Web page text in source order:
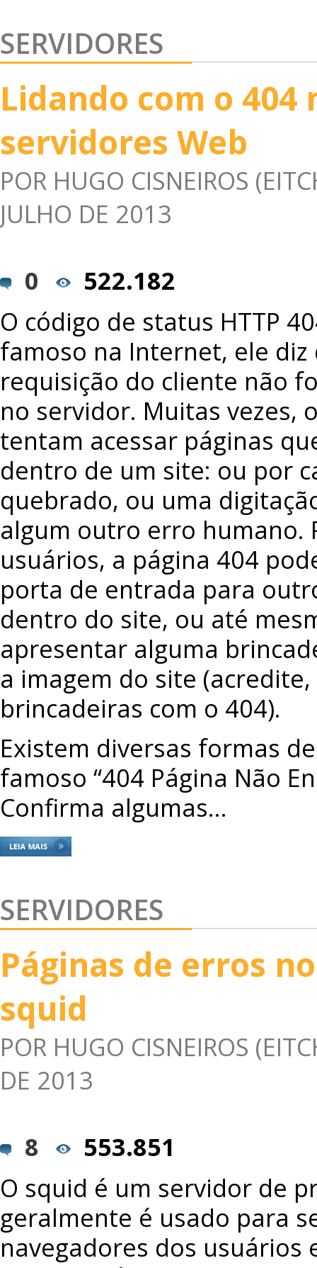
SERVIDORES
Lidando com o 404
servidores Web
POR HUGO CISNEIROS
JULHO DE 2013
0
522.182
O código de status HTTP
famoso na Internet, ele diz
requisição do cliente não
no servidor. Muitas vezes,
tentam acessar páginas
dentro de um site: ou por
quebrado, ou uma
algum outro erro humano.
usuários, a página 404
porta de entrada para
dentro do site, ou até
apresentar alguma
a imagem do site
brincadeiras com o 404).
Existem diversas formas
famoso “404 Página Não
Confirma algumas…
SERVIDORES
Páginas de erros no
squid
POR HUGO CISNEIROS
DE 2013
8
553.851
O squid é um servidor de
geralmente é usado para
navegadores dos usuários